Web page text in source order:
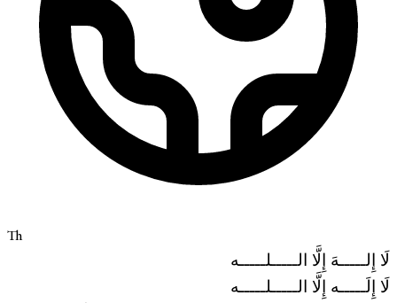
Th
لَا إِلـــــهَ إِلَّا الـــــلـــــه
لَا إِلَـــــه إِلَّا الـــــلـــــه